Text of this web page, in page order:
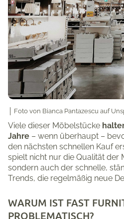
Foto von Bianca Pantazescu auf
Viele dieser Möbelstücke
Jahre – wenn überhaupt –
den nächsten schnellen Kauf
spielt nicht nur die Qualität der
sondern auch der schnelle,
Trends, die regelmäßig neue
WARUM IST FAST
PROBLEMATISCH?